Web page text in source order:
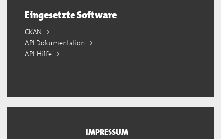
Eingesetzte Software
CKAN
API Dokumentation
API-Hilfe
IMPRESSUM